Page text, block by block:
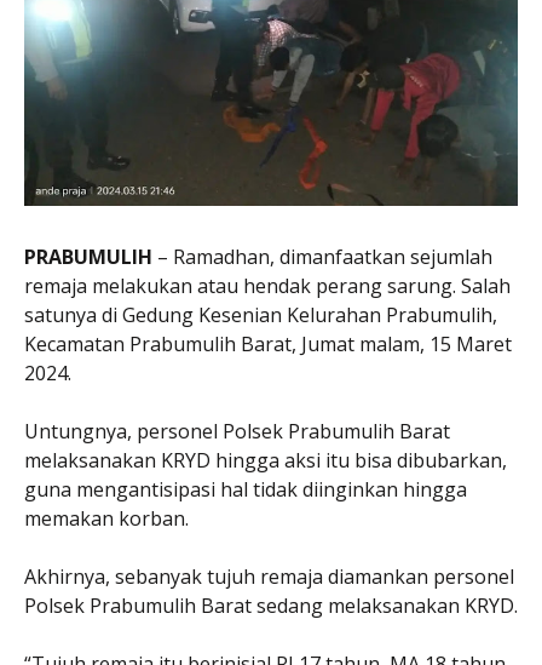
PRABUMULIH – Ramadhan, dimanfaatkan sejumlah
remaja melakukan atau hendak perang sarung. Salah
satunya di Gedung Kesenian Kelurahan Prabumulih,
Kecamatan Prabumulih Barat, Jumat malam, 15 Maret
2024.
Untungnya, personel Polsek Prabumulih Barat
melaksanakan KRYD hingga aksi itu bisa dibubarkan,
guna mengantisipasi hal tidak diinginkan hingga
memakan korban.
Akhirnya, sebanyak tujuh remaja diamankan personel
Polsek Prabumulih Barat sedang melaksanakan KRYD.